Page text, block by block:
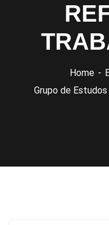
Home
Grupo de